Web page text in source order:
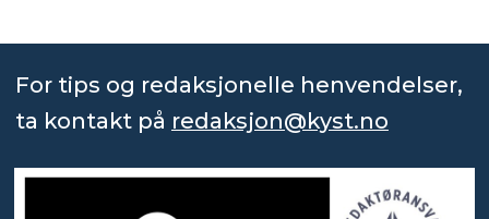
For tips og redaksjonelle henvendelser,
ta kontakt på redaksjon@kyst.no